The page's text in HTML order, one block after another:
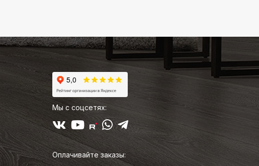
Мы с соцсетях:
Оплачивайте заказы: